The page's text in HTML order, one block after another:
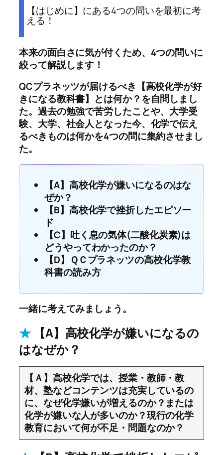
【はじめに】にある4つの問いを最初に考
える！
本来の面白さに気が付くため、4つの問いに
絞って解説します！
QCプラネッツが届けるべき【高校化学が好
きになる教科書】とは何か？を自問しまし
た。過去の勉強で苦労したことや、大学受
験、大学、社会人となった今、化学で伝え
るべきものは何かを4つの問に集約させまし
た。
【A】高校化学が嫌いになるのはな
ぜか？
【B】高校化学で挫折したエピソー
ド
【C】吐く息の気体(二酸化炭素)は
どうやってわかったのか？
【D】ＱＣプラネッツの高校化学教
科書の読み方
一緒に考えてみましょう。
★【A】高校化学が嫌いになるの
はなぜか？
【Ａ】高校化学では、授業・教師・教
材、塾などコンテンツは充実しているの
に、なぜ化学嫌いが増えるのか？または
化学が嫌いな人が多いのか？現行の化学
教育において何が不足・問題なのか？